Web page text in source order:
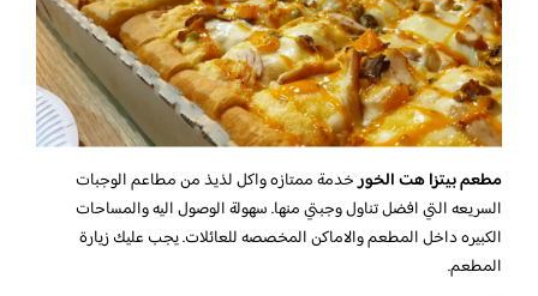
مطعم بيتزا هت الخورخدمة ممتازه واكل لذيذ من مطاعم الوجبات
السريعه التي افضل تناول وجبتي منها. سهولة الوصول اليه والمساحات
الكبيره داخل المطعم والاماكن المخصصه للعائلات. يجب عليك زيارة
المطعم.